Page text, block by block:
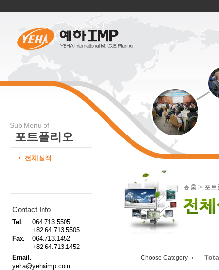
Sub Menu of
포트폴리오
전체실적
Contact Info
Tel.
064.713.5505
+82.64.713.5505
Fax.
064.713.1452
+82.64.713.1452
Email.
yeha@yehaimp.com
홈 > 포트
Choose Category